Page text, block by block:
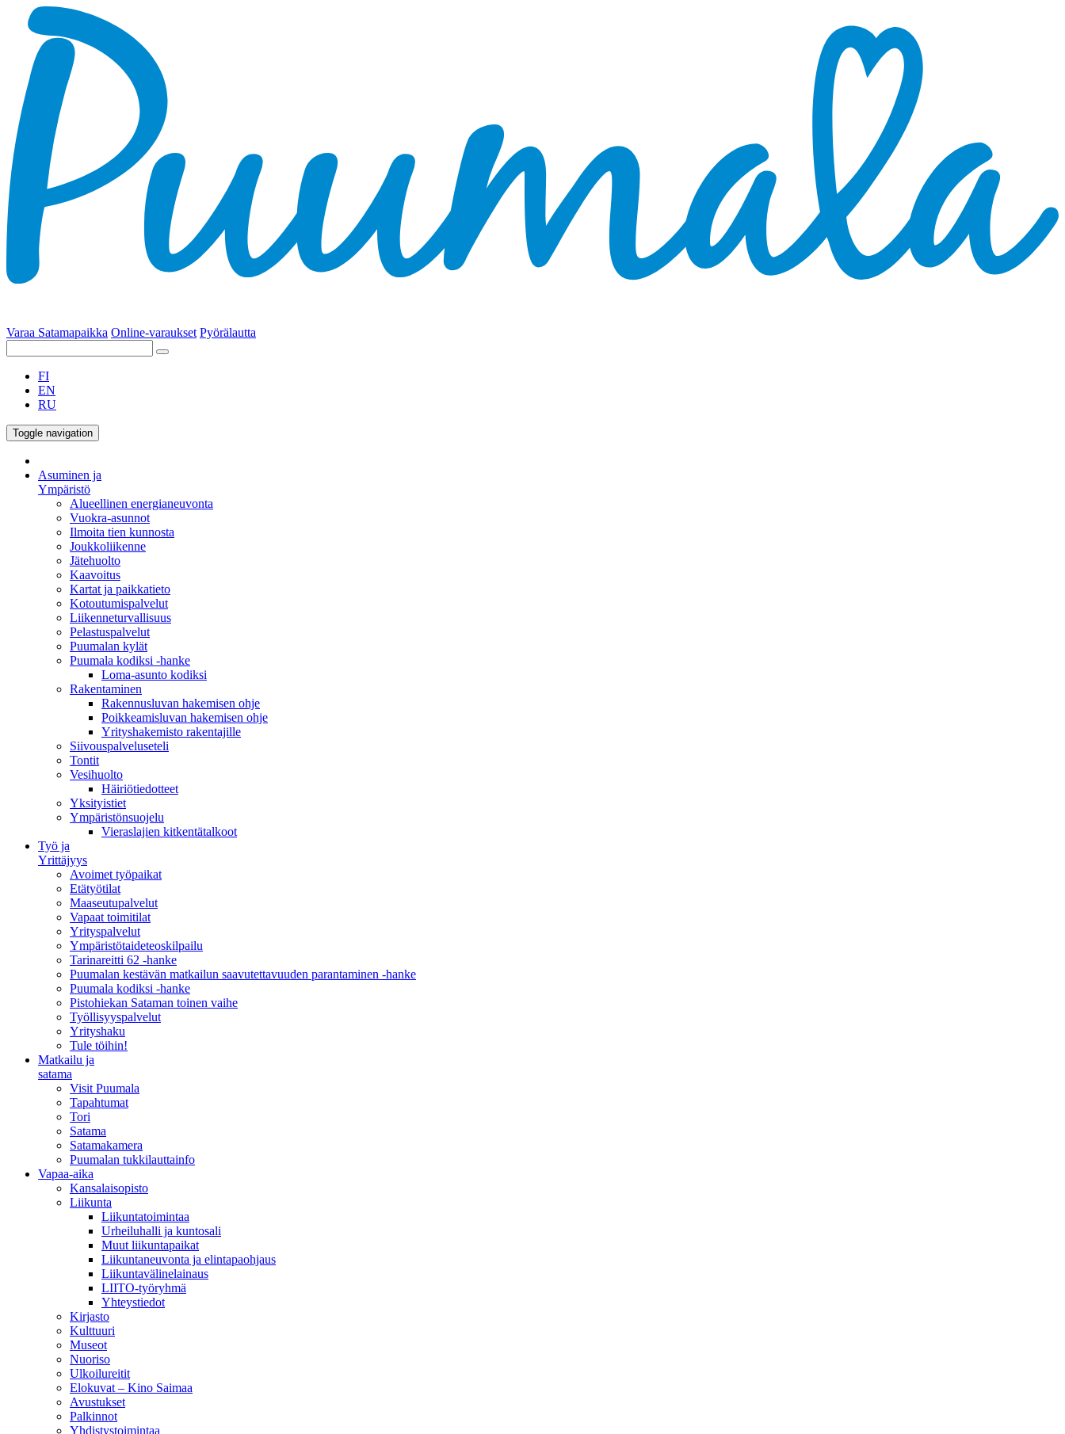
Varaa Satamapaikka Online-varaukset Pyörälautta
FI
EN
RU
Toggle navigation
Asuminen ja
Ympäristö
Alueellinen energianeuvonta
Vuokra-asunnot
Ilmoita tien kunnosta
Joukkoliikenne
Jätehuolto
Kaavoitus
Kartat ja paikkatieto
Kotoutumispalvelut
Liikenneturvallisuus
Pelastuspalvelut
Puumalan kylät
Puumala kodiksi -hanke
Loma-asunto kodiksi
Rakentaminen
Rakennusluvan hakemisen ohje
Poikkeamisluvan hakemisen ohje
Yrityshakemisto rakentajille
Siivouspalveluseteli
Tontit
Vesihuolto
Häiriötiedotteet
Yksityistiet
Ympäristönsuojelu
Vieraslajien kitkentätalkoot
Työ ja
Yrittäjyys
Avoimet työpaikat
Etätyötilat
Maaseutupalvelut
Vapaat toimitilat
Yrityspalvelut
Ympäristötaideteoskilpailu
Tarinareitti 62 -hanke
Puumalan kestävän matkailun saavutettavuuden parantaminen -hanke
Puumala kodiksi -hanke
Pistohiekan Sataman toinen vaihe
Työllisyyspalvelut
Yrityshaku
Tule töihin!
Matkailu ja
satama
Visit Puumala
Tapahtumat
Tori
Satama
Satamakamera
Puumalan tukkilauttainfo
Vapaa-aika
Kansalaisopisto
Liikunta
Liikuntatoimintaa
Urheiluhalli ja kuntosali
Muut liikuntapaikat
Liikuntaneuvonta ja elintapaohjaus
Liikuntavälinelainaus
LIITO-työryhmä
Yhteystiedot
Kirjasto
Kulttuuri
Museot
Nuoriso
Ulkoilureitit
Elokuvat – Kino Saimaa
Avustukset
Palkinnot
Yhdistystoimintaa